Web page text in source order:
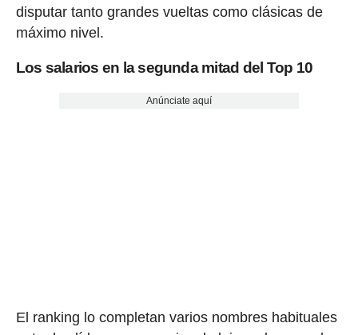
disputar tanto grandes vueltas como clásicas de
máximo nivel.
Los salarios en la segunda mitad del Top 10
Anúnciate aquí
El ranking lo completan varios nombres habituales